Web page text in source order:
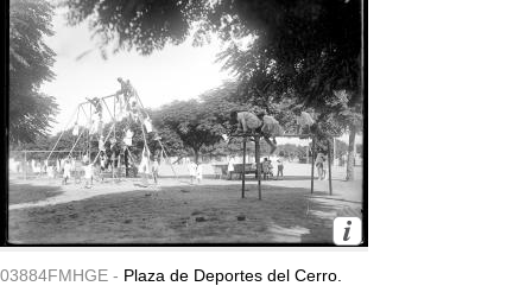
03884FMHGE - Plaza de Deportes del Cerro.